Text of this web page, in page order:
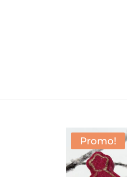
Promo!